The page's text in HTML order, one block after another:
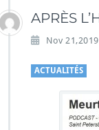
APRÈS
Nov 21,2019
ACTUALITÉS